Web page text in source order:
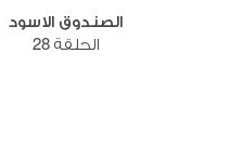
الصندوق الاسود
الحلقة 28